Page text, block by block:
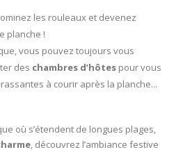
les rouleaux et devenez
planche !
vous pouvez toujours vous
des chambres d’hôtes pour vous
à courir après la planche...
où s’étendent de longues plages,
, découvrez l’ambiance festive